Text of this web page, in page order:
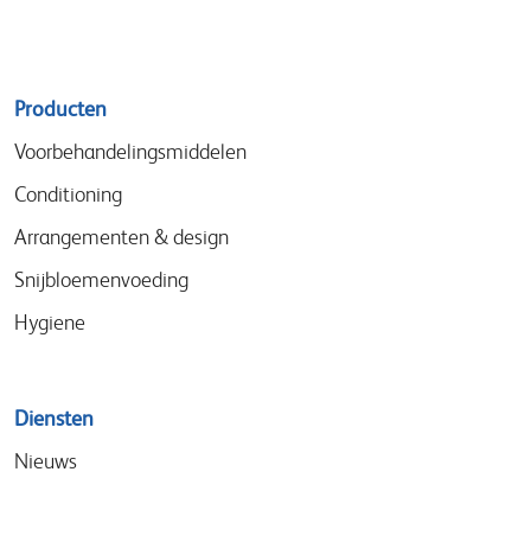
Sitemap
menu
Producten
Voorbehandelingsmiddelen
Conditioning
Arrangementen & design
Snijbloemenvoeding
Hygiene
Diensten
Nieuws